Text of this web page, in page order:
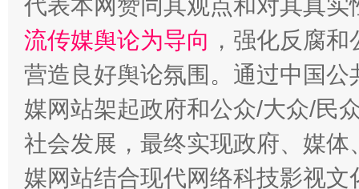
东山县通报“牛蛙产品抗生素超标问题” 法
代表本网赞同其观点和对其真实
流传媒舆论为导向 ，强化反腐
营造良好舆论氛围。通过中国
媒网站架起政府和公众/大众/民
社会发展，最终实现政府、媒
媒网站结合现代网络科技影视